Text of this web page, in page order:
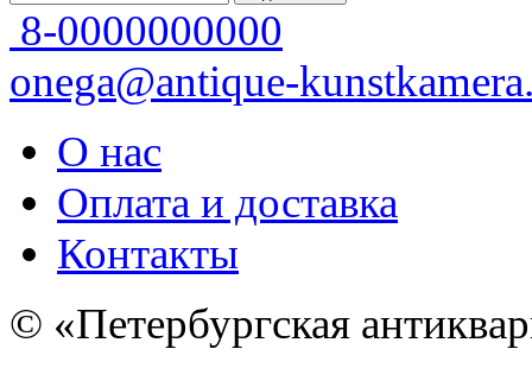
8-0000000000
onega@antique-
О нас
Оплата и доставка
Контакты
© «Петербургская